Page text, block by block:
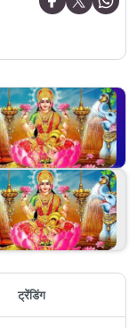
ट्रेंडिंग